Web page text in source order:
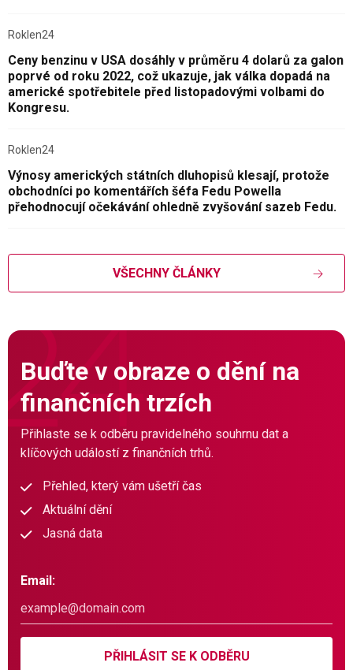
Roklen24
Ceny benzinu v USA dosáhly v průměru 4 dolarů za galon
poprvé od roku 2022, což ukazuje, jak válka dopadá na
americké spotřebitele před listopadovými volbami do
Kongresu.
Roklen24
Výnosy amerických státních dluhopisů klesají, protože
obchodníci po komentářích šéfa Fedu Powella
přehodnocují očekávání ohledně zvyšování sazeb Fedu.
VŠECHNY ČLÁNKY
Buďte v obraze o dění na
finančních trzích
Přihlaste se k odběru pravidelného souhrnu dat a
klíčových událostí z finančních trhů.
Přehled, který vám ušetří čas
Aktuální dění
Jasná data
Email:
PŘIHLÁSIT SE K ODBĚRU